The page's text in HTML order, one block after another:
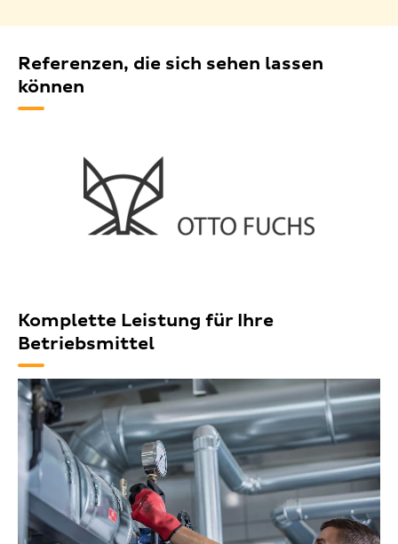
Referenzen, die sich sehen lassen
können
Komplette Leistung für Ihre
Betriebsmittel